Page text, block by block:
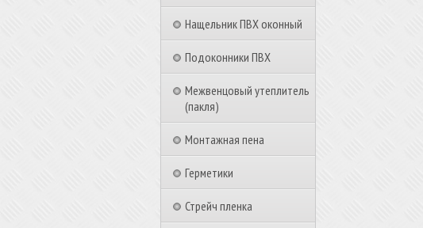
Нащельник ПВХ оконный
Подоконники ПВХ
Межвенцовый утеплитель
(пакля)
Монтажная пена
Герметики
Стрейч пленка